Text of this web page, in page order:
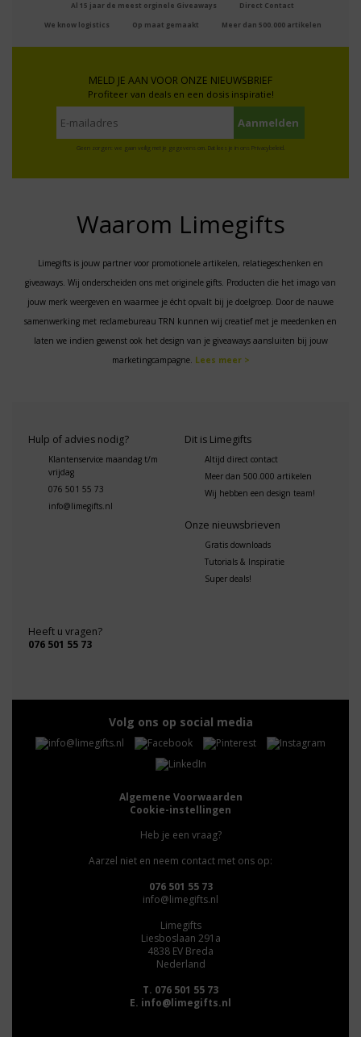
Al 15 jaar de meest orginele Giveaways Direct Contact
We know logistics Op maat gemaakt Meer dan 500.000 artikelen
MELD JE AAN VOOR ONZE NIEUWSBRIEF
Profiteer van deals en een dosis inspiratie!
Geen zorgen: we gaan veilig met je gegevens om. Dat lees je in ons Privacybeleid.
Waarom Limegifts
Limegifts is jouw partner voor promotionele artikelen, relatiegeschenken en
giveaways. Wij onderscheiden ons met originele gifts. Producten die het imago van
jouw merk weergeven en waarmee je écht opvalt bij je doelgroep. Door de nauwe
samenwerking met reclamebureau TRN kunnen wij creatief met je meedenken en
laten we indien gewenst ook het design van je giveaways aansluiten bij jouw
marketingcampagne. Lees meer >
Hulp of advies nodig?
Klantenservice maandag t/m
vrijdag
076 501 55 73
info@limegifts.nl
Dit is Limegifts
Altijd direct contact
Meer dan 500.000 artikelen
Wij hebben een design team!
Onze nieuwsbrieven
Gratis downloads
Tutorials & Inspiratie
Super deals!
Heeft u vragen?
076 501 55 73
Volg ons op social media
Algemene Voorwaarden
Cookie-instellingen
Heb je een vraag?
Aarzel niet en neem contact met ons op:
076 501 55 73
info@limegifts.nl
Limegifts
Liesboslaan 291a
4838 EV Breda
Nederland
T. 076 501 55 73
E. info@limegifts.nl